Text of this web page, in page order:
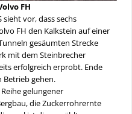
FH
sieht vor, dass sechs
FH den Kalkstein auf einer
gesäumten Strecke
mit dem Steinbrecher
erfolgreich erprobt. Ende
Betrieb gehen.
gelungener
die Zuckerrohrernte